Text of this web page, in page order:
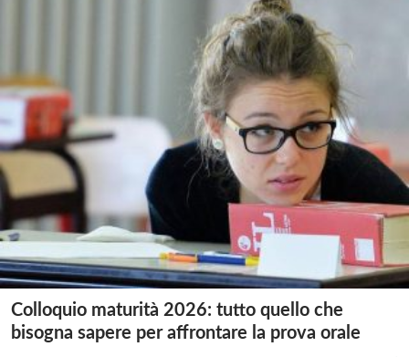
Colloquio maturità 2026: tutto quello che
bisogna sapere per affrontare la prova orale